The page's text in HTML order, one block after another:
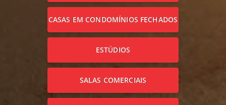
CASAS EM CONDOMÍNIOS FECHADOS
ESTÚDIOS
SALAS COMERCIAIS